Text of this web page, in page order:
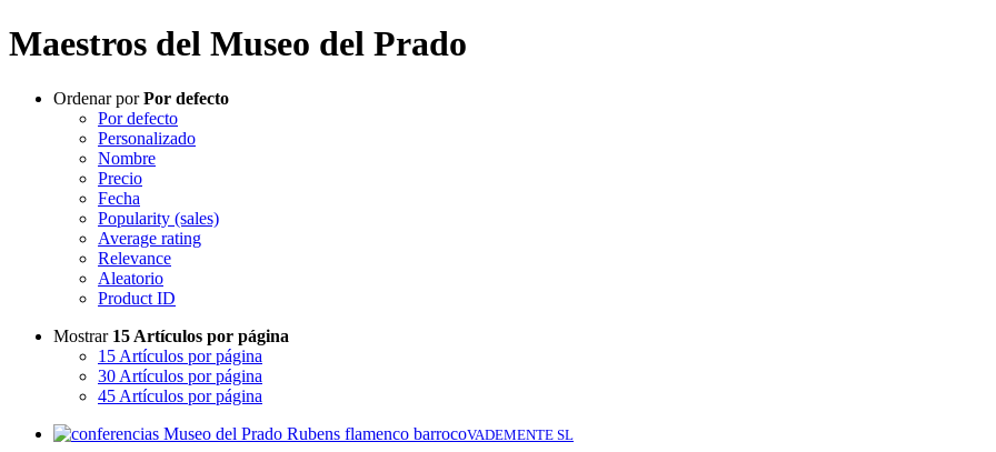
Maestros del Museo del Prado
Ordenar porPor defecto
Por defecto
Personalizado
Nombre
Precio
Fecha
Popularity (sales)
Average rating
Relevance
Aleatorio
Product ID
Mostrar 15 Artículos por página
15 Artículos por página
30 Artículos por página
45 Artículos por página
VADEMENTE SL